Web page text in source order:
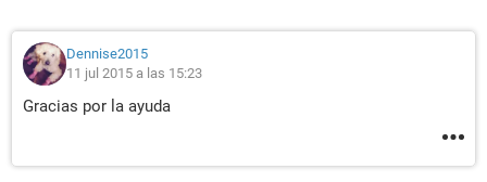
Dennise2015
11 jul 2015 a las 15:23
Gracias por la ayuda